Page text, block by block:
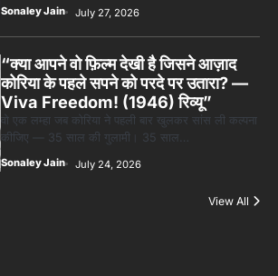
Sonaley Jain July 27, 2026
“क्या आपने वो फ़िल्म देखी है जिसने आज़ाद
कोरिया के पहले सपने को परदे पर उतारा? —
Viva Freedom! (1946) रिव्यू”
वो एक लम्हा जब कोरिया ने पहली बार खुलकर सांस ली कल्पना
कीजिए — 35 साल की गुलामी। 35 साल…
Sonaley Jain July 24, 2026
View All